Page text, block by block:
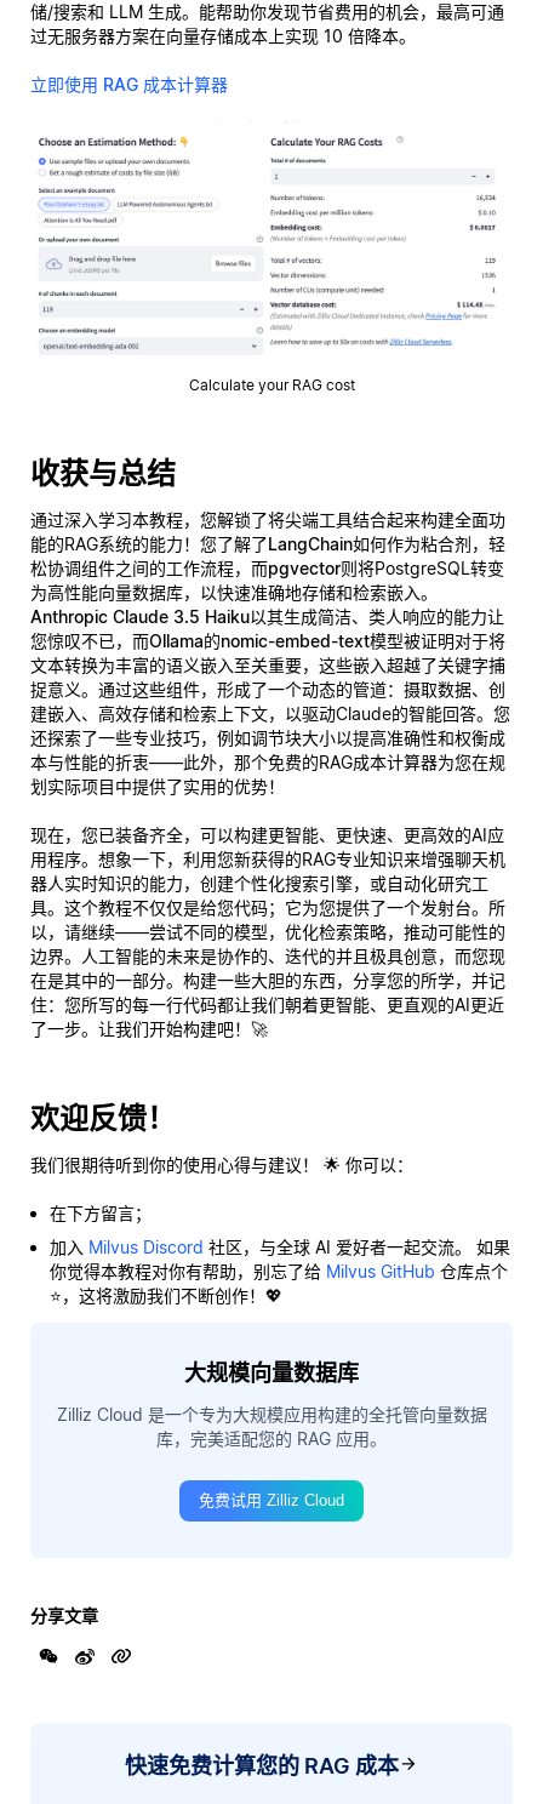
储/搜索和 LLM 生成。能帮助你发现节省费用的机会，最高可通
过无服务器方案在向量存储成本上实现 10 倍降本。
立即使用 RAG 成本计算器
Calculate your RAG cost
收获与总结
通过深入学习本教程，您解锁了将尖端工具结合起来构建全面功
能的RAG系统的能力！您了解了LangChain如何作为粘合剂，轻
松协调组件之间的工作流程，而pgvector则将PostgreSQL转变
为高性能向量数据库，以快速准确地存储和检索嵌入。
Anthropic Claude 3.5 Haiku以其生成简洁、类人响应的能力让
您惊叹不已，而Ollama的nomic-embed-text模型被证明对于将
文本转换为丰富的语义嵌入至关重要，这些嵌入超越了关键字捕
捉意义。通过这些组件，形成了一个动态的管道：摄取数据、创
建嵌入、高效存储和检索上下文，以驱动Claude的智能回答。您
还探索了一些专业技巧，例如调节块大小以提高准确性和权衡成
本与性能的折衷——此外，那个免费的RAG成本计算器为您在规
划实际项目中提供了实用的优势！
现在，您已装备齐全，可以构建更智能、更快速、更高效的AI应
用程序。想象一下，利用您新获得的RAG专业知识来增强聊天机
器人实时知识的能力，创建个性化搜索引擎，或自动化研究工
具。这个教程不仅仅是给您代码；它为您提供了一个发射台。所
以，请继续——尝试不同的模型，优化检索策略，推动可能性的
边界。人工智能的未来是协作的、迭代的并且极具创意，而您现
在是其中的一部分。构建一些大胆的东西，分享您的所学，并记
住：您所写的每一行代码都让我们朝着更智能、更直观的AI更近
了一步。让我们开始构建吧！🚀
欢迎反馈！
我们很期待听到你的使用心得与建议！ 🌟 你可以：
在下方留言；
加入 Milvus Discord 社区，与全球 AI 爱好者一起交流。 如果
你觉得本教程对你有帮助，别忘了给 Milvus GitHub 仓库点个
⭐，这将激励我们不断创作！💖
大规模向量数据库
Zilliz Cloud 是一个专为大规模应用构建的全托管向量数据
库，完美适配您的 RAG 应用。
免费试用 Zilliz Cloud
分享文章
快速免费计算您的 RAG 成本